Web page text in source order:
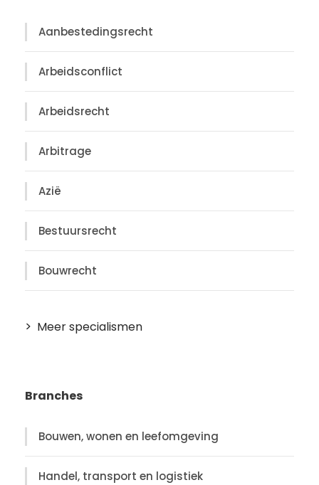
Aanbestedingsrecht
Arbeidsconflict
Arbeidsrecht
Arbitrage
Azië
Bestuursrecht
Bouwrecht
Meer specialismen
Branches
Bouwen, wonen en leefomgeving
Handel, transport en logistiek